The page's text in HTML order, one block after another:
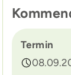
Termin